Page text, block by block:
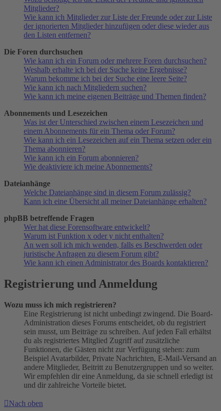
Mitglieder?
Wie kann ich Mitglieder zur Liste der Freunde oder zur Liste
der ignorierten Mitglieder hinzufügen oder diese wieder aus
den Listen entfernen?
Die Foren durchsuchen
Wie kann ich ein Forum oder mehrere Foren durchsuchen?
Weshalb erhalte ich bei der Suche keine Ergebnisse?
Warum bekomme ich bei der Suche eine leere Seite?
Wie kann ich nach Mitgliedern suchen?
Wie kann ich meine eigenen Beiträge und Themen finden?
Abonnements und Lesezeichen
Was ist der Unterschied zwischen einem Lesezeichen und
einem Abonnements für ein Thema oder Forum?
Wie kann ich ein Lesezeichen auf ein Thema setzen oder ein
Thema abonnieren?
Wie kann ich ein Forum abonnieren?
Wie deaktiviere ich meine Abonnements?
Dateianhänge
Welche Dateianhänge sind in diesem Forum zulässig?
Kann ich eine Übersicht all meiner Dateianhänge erhalten?
phpBB betreffende Fragen
Wer hat diese Forensoftware entwickelt?
Warum ist Funktion x oder y nicht enthalten?
An wen soll ich mich wenden, falls es Beschwerden oder
juristische Anfragen zu diesem Forum gibt?
Wie kann ich einen Administrator des Boards kontaktieren?
Registrierung und Anmeldung
Wozu muss ich mich registrieren?
Eine Registrierung ist nicht unbedingt zwingend. Die Board-
Administration dieses Forums entscheidet, ob du registriert
sein musst, um Beiträge zu schreiben. Auf jeden Fall erhältst
du als registriertes Mitglied Zugriff auf zusätzliche
Funktionen, die Gästen nicht zur Verfügung stehen: zum
Beispiel Avatarbilder, Private Nachrichten, E-Mail-Versand an
andere Mitglieder, Beitritt zu Benutzergruppen und so weiter.
Wir empfehlen dir eine Anmeldung, da sie schnell erledigt ist
und dir zahlreiche Vorteile bietet.
Nach oben